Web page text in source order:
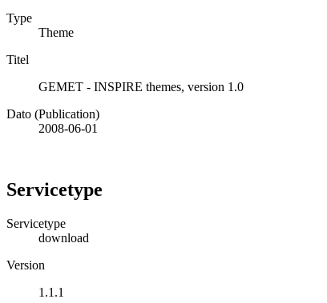
Type
Theme
Titel
GEMET - INSPIRE themes, version 1.0
Dato (Publication)
2008-06-01
Servicetype
Servicetype
download
Version
1.1.1